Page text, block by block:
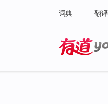
词典 翻译